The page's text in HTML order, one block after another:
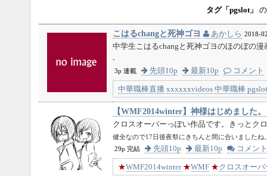
タグ「pgslot」
こはるchangと死神ゴヨ あかしら 2018-
中学生こはるchangと死神ゴヨのほのぼの漫
-
3p 連載
先頭10p 最新10p コメント
中華職棒直播 xxxxxxvideos 中華職棒 pgslot
【WMF2014winter】神様はじめました
クロスオーバーっぽい作品です。きっとク
健全なので17日後夜祭にきちんと間に合いましたね
29p 完結
先頭10p 最新10p コメント
★WMF2014winter ★WMF ★クロスオーバ